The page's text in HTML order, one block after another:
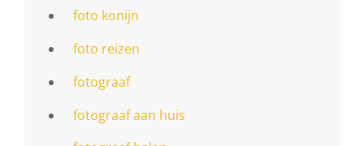
foto konijn
foto reizen
fotograaf
fotograaf aan huis